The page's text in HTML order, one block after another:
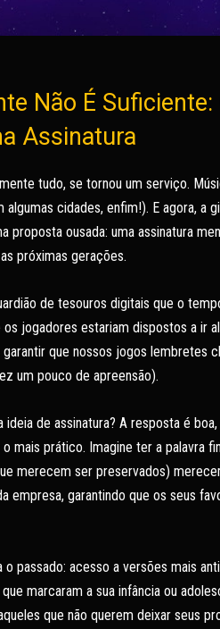
Não É Suficiente:
Assinatura
tudo, se tornou um serviço.
cidades, enfim!). E agora, a
proposta ousada: uma assinatura
próximas gerações.
de tesouros digitais que o
jogadores estariam dispostos a ir
que nossos jogos lembretes
um pouco de apreensão).
de assinatura? A resposta é
mais prático. Imagine ter a palavra
merecem ser preservados)
empresa, garantindo que os seus
passado: acesso a versões mais
marcaram a sua infância ou
que não querem deixar seus